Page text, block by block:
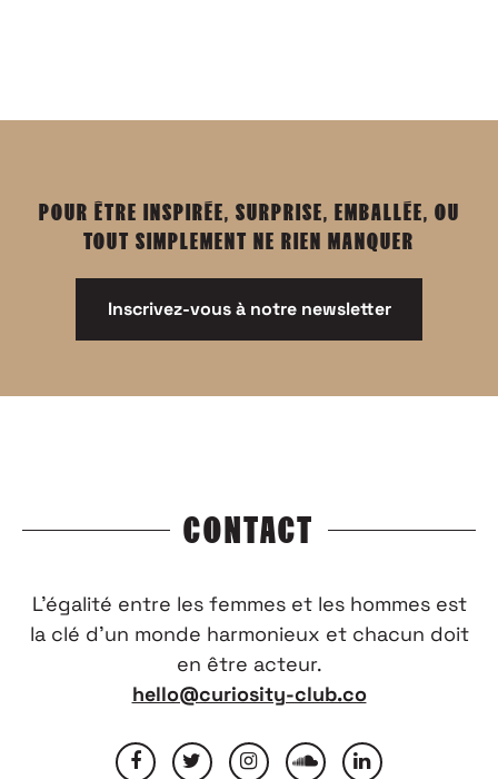
POUR ÊTRE INSPIRÉE, SURPRISE, EMBALLÉE, OU
TOUT SIMPLEMENT NE RIEN MANQUER
Inscrivez-vous à notre newsletter
CONTACT
L’égalité entre les femmes et les hommes est
la clé d’un monde harmonieux et chacun doit
en être acteur.
hello@curiosity-club.co